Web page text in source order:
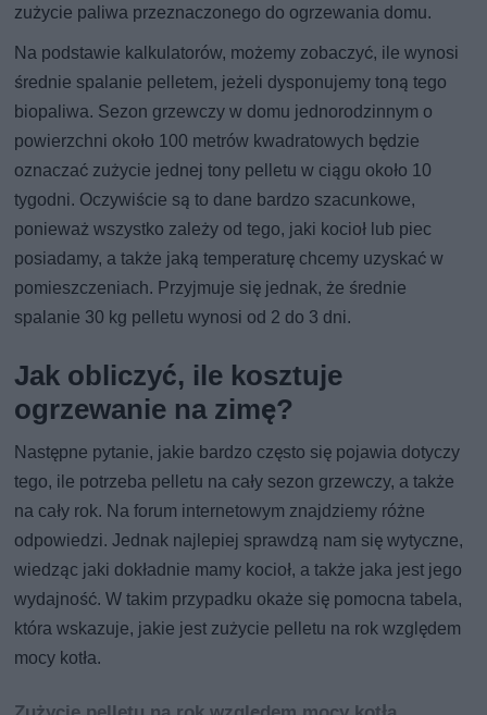
zużycie paliwa przeznaczonego do ogrzewania domu.
Na podstawie kalkulatorów, możemy zobaczyć, ile wynosi
średnie spalanie pelletem, jeżeli dysponujemy toną tego
biopaliwa. Sezon grzewczy w domu jednorodzinnym o
powierzchni około 100 metrów kwadratowych będzie
oznaczać zużycie jednej tony pelletu w ciągu około 10
tygodni. Oczywiście są to dane bardzo szacunkowe,
ponieważ wszystko zależy od tego, jaki kocioł lub piec
posiadamy, a także jaką temperaturę chcemy uzyskać w
pomieszczeniach. Przyjmuje się jednak, że średnie
spalanie 30 kg pelletu wynosi od 2 do 3 dni.
Jak obliczyć, ile kosztuje
ogrzewanie na zimę?
Następne pytanie, jakie bardzo często się pojawia dotyczy
tego, ile potrzeba pelletu na cały sezon grzewczy, a także
na cały rok. Na forum internetowym znajdziemy różne
odpowiedzi. Jednak najlepiej sprawdzą nam się wytyczne,
wiedząc jaki dokładnie mamy kocioł, a także jaka jest jego
wydajność. W takim przypadku okaże się pomocna tabela,
która wskazuje, jakie jest zużycie pelletu na rok względem
mocy kotła.